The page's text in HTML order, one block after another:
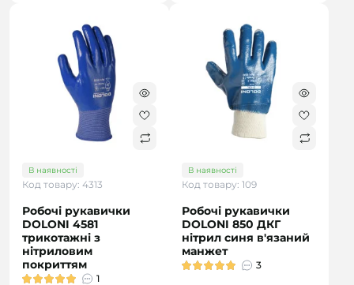
В наявності
Код товару: 4313
Робочі рукавички
DOLONI 4581
трикотажні з
нітриловим
покриттям
1
В наявності
Код товару: 109
Робочі рукавички
DOLONI 850 ДКГ
нітрил синя в'язаний
манжет
3